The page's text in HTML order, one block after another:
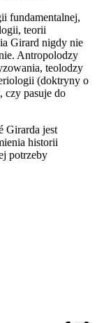
fundamentalnej,
teorii
Girard nigdy nie
Antropolodzy
teolodzy
(doktryny o
czy pasuje do
Girarda jest
historii
potrzeby